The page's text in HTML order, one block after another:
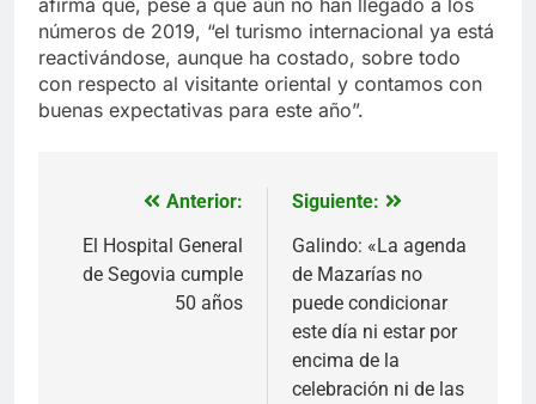
números de 2019, “el turismo internacional ya está
reactivándose, aunque ha costado, sobre todo
con respecto al visitante oriental y contamos con
buenas expectativas para este año”.
Navegación
de
entradas
Anterior:
El Hospital General
de Segovia cumple
50 años
Siguiente:
Galindo: «La agenda
de Mazarías no
puede condicionar
este día ni estar por
encima de la
celebración ni de las